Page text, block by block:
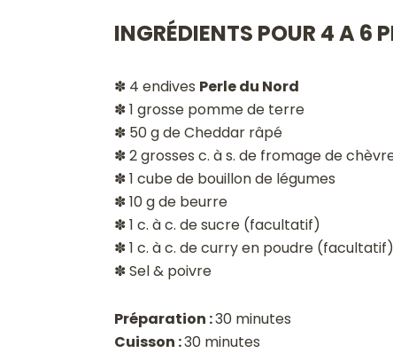
INGRÉDIENTS POUR 4 A 6
✽ 4 endives Perle du Nord
✽ 1 grosse pomme de terre
✽ 50 g de Cheddar râpé
✽ 2 grosses c. à s. de fromage de
✽ 1 cube de bouillon de légumes
✽ 10 g de beurre
✽ 1 c. à c. de sucre (facultatif)
✽ 1 c. à c. de curry en poudre (facultatif)
✽ Sel & poivre
Préparation :30 minutes
Cuisson :30 minutes